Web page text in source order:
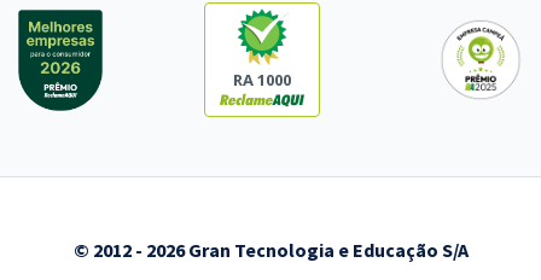
RA 1000
© 2012 - 2026 Gran Tecnologia e Educação S/A